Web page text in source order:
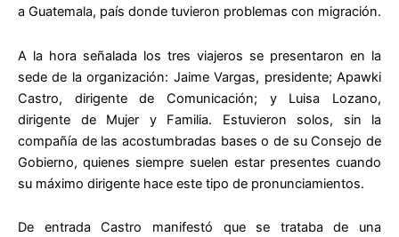
a Guatemala, país donde tuvieron problemas con migración.
A la hora señalada los tres viajeros se presentaron en la
sede de la organización: Jaime Vargas, presidente; Apawki
Castro, dirigente de Comunicación; y Luisa Lozano,
dirigente de Mujer y Familia. Estuvieron solos, sin la
compañía de las acostumbradas bases o de su Consejo de
Gobierno, quienes siempre suelen estar presentes cuando
su máximo dirigente hace este tipo de pronunciamientos.
De entrada Castro manifestó que se trataba de una